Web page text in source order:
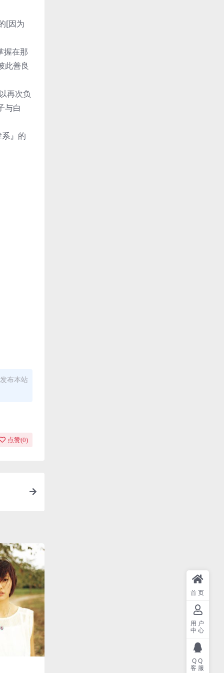
[因为
握在那
此善良
再次负
与白
』的
布本站
点赞(0)
首页
用户
中心
QQ
客服